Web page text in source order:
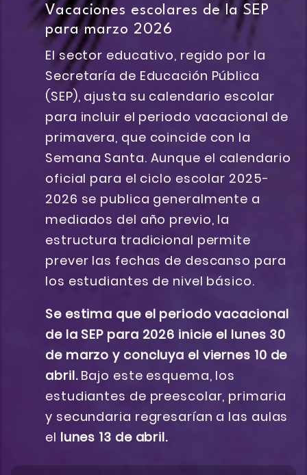
Vacaciones escolares de la SEP
para marzo 2026
El sector educativo, regido por la
Secretaría de Educación Pública
(SEP), ajusta su calendario escolar
para incluir el periodo vacacional de
primavera, que coincide con la
Semana Santa. Aunque el calendario
oficial para el ciclo escolar 2025-
2026 se publica generalmente a
mediados del año previo, la
estructura tradicional permite
prever las fechas de descanso para
los estudiantes de nivel básico.
Se estima que el periodo vacacional
de la SEP para 2026 inicie el lunes 30
de marzo y concluya el viernes 10 de
abril. Bajo este esquema, los
estudiantes de preescolar, primaria
y secundaria regresarían a las aulas
el lunes 13 de abril.